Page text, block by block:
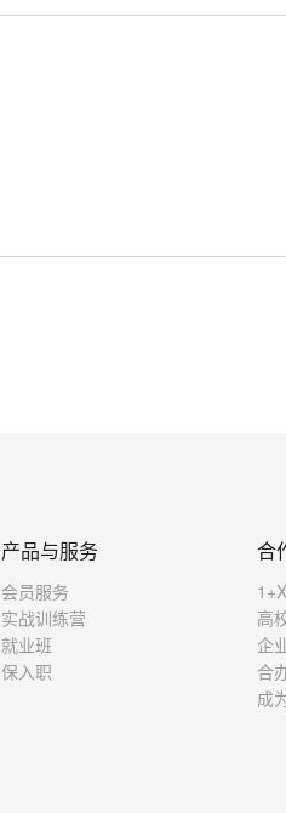
产品与服务
会员服务
实战训练营
就业班
保入职
合
高
企
合
成